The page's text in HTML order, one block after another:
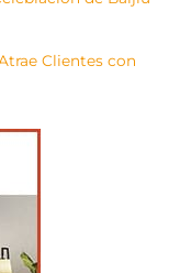
Clientes con